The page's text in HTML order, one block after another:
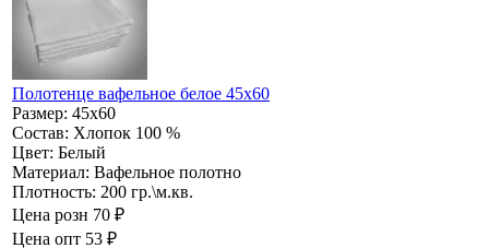
Полотенце вафельное белое 45х60
Размер: 45х60
Состав: Хлопок 100 %
Цвет: Белый
Материал: Вафельное полотно
Плотность: 200 гр.\м.кв.
Цена розн 70 ₽
Цена опт 53 ₽